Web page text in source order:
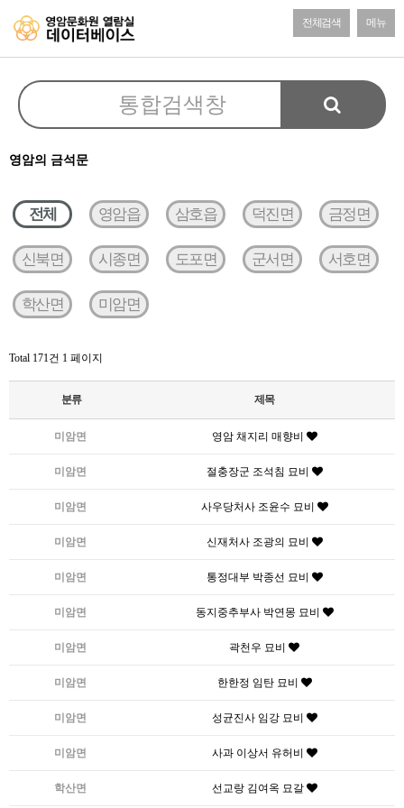
전체검색 메뉴
영암의 금석문
전체 영암읍 삼호읍 덕진면 금정면
신북면 시종면 도포면 군서면 서호면
학산면 미암면
Total 171건 1 페이지
분류 제목
미암면 영암 채지리 매향비
미암면 절충장군 조석침 묘비
미암면 사우당처사 조윤수 묘비
미암면 신재처사 조광의 묘비
미암면 통정대부 박종선 묘비
미암면 동지중추부사 박연몽 묘비
미암면 곽천우 묘비
미암면 한한정 임탄 묘비
미암면 성균진사 임강 묘비
미암면 사과 이상서 유허비
학산면 선교랑 김여옥 묘갈